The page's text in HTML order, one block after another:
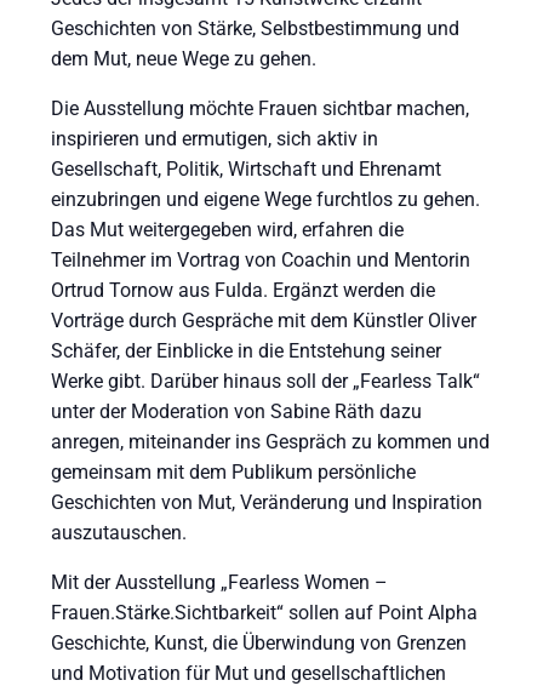
Geschichten von Stärke, Selbstbestimmung und
dem Mut, neue Wege zu gehen.
Die Ausstellung möchte Frauen sichtbar machen,
inspirieren und ermutigen, sich aktiv in
Gesellschaft, Politik, Wirtschaft und Ehrenamt
einzubringen und eigene Wege furchtlos zu gehen.
Das Mut weitergegeben wird, erfahren die
Teilnehmer im Vortrag von Coachin und Mentorin
Ortrud Tornow aus Fulda. Ergänzt werden die
Vorträge durch Gespräche mit dem Künstler Oliver
Schäfer, der Einblicke in die Entstehung seiner
Werke gibt. Darüber hinaus soll der „Fearless Talk“
unter der Moderation von Sabine Räth dazu
anregen, miteinander ins Gespräch zu kommen und
gemeinsam mit dem Publikum persönliche
Geschichten von Mut, Veränderung und Inspiration
auszutauschen.
Mit der Ausstellung „Fearless Women –
Frauen.Stärke.Sichtbarkeit“ sollen auf Point Alpha
Geschichte, Kunst, die Überwindung von Grenzen
und Motivation für Mut und gesellschaftlichen